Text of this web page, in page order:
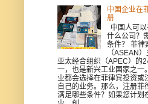
中国企业在
册
中国人可
什么公司？
条件？ 菲律
（ASEAN
亚太经合组织（APEC）的
一，也是新兴工业国家之一
业都会选择在菲律宾投资或
自己的业务。那么，注册菲
满足哪些条件？如果您计划